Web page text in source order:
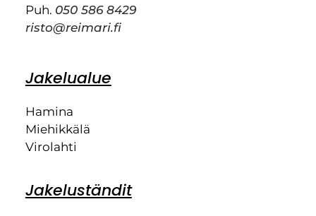
Puh. 050 586 8429
risto@reimari.fi
Jakelualue
Hamina
Miehikkälä
Virolahti
Jakeluständit